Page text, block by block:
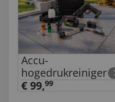
Accu-
hogedrukreiniger
€ 99,99